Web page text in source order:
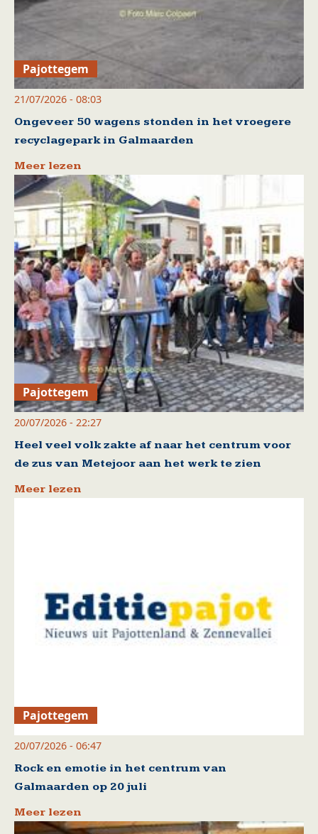
Pajottegem
21/07/2026 - 08:03
Ongeveer 50 wagens stonden in het vroegere
recyclagepark in Galmaarden
Meer lezen
Pajottegem
20/07/2026 - 22:27
Heel veel volk zakte af naar het centrum voor
de zus van Metejoor aan het werk te zien
Meer lezen
Pajottegem
20/07/2026 - 06:47
Rock en emotie in het centrum van
Galmaarden op 20 juli
Meer lezen